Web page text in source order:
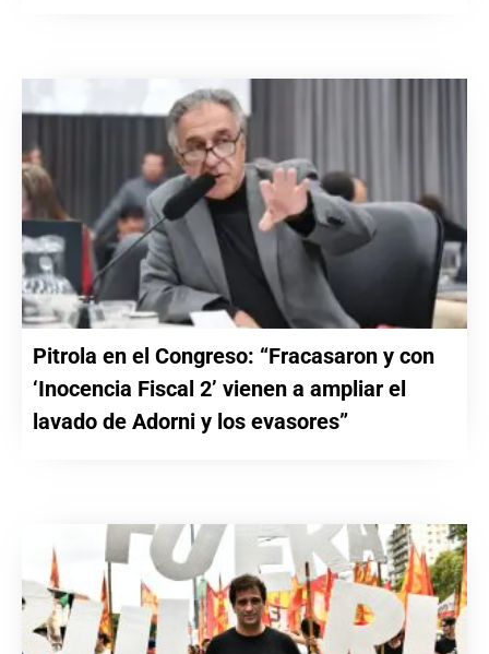
Pitrola en el Congreso: “Fracasaron y con
‘Inocencia Fiscal 2’ vienen a ampliar el
lavado de Adorni y los evasores”